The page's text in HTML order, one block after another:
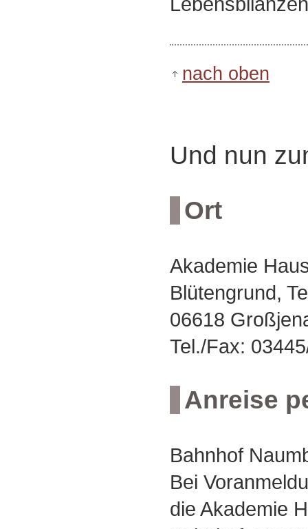
nach oben
Und nun
Ort
Akademie
Blütengrund,
06618
Tel./Fax:
Anreise
Bahnhof
Bei
die Akademie